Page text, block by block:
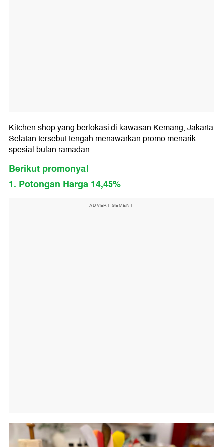
Kitchen shop yang berlokasi di kawasan Kemang, Jakarta
Selatan tersebut tengah menawarkan promo menarik
spesial bulan ramadan.
Berikut promonya!
1. Potongan Harga 14,45%
ADVERTISEMENT